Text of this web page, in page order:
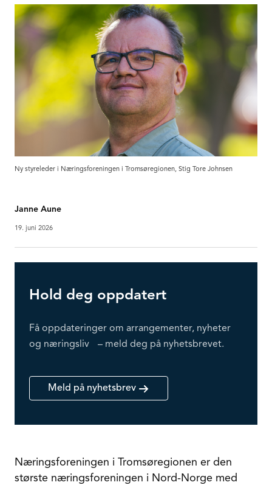
Ny styreleder i Næringsforeningen i Tromsøregionen, Stig Tore Johnsen
Janne Aune
19. juni 2026
Hold deg oppdatert
Få oppdateringer om arrangementer, nyheter
og næringsliv – meld deg på nyhetsbrevet.
Meld på nyhetsbrev
Næringsforeningen i Tromsøregionen er den
største næringsforeningen i Nord-Norge med